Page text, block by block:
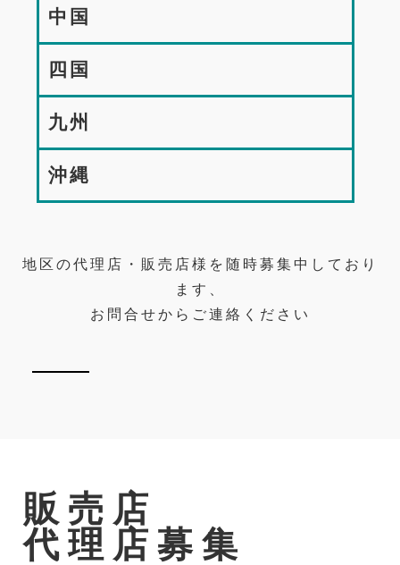
中国
四国
九州
沖縄
地区の代理店・販売店様を随時募集中しており
ます、
お問合せからご連絡ください
販売店
代理店募集